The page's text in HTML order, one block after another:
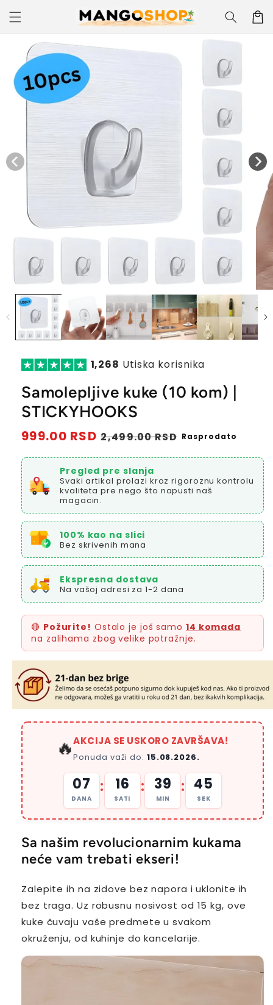
Skip to
content
Korpa
Skip to
product
information
1,268 Utiska korisnika
Samolepljive kuke (10 kom) |
STICKYHOOKS
Redovna
cena
999.00 RSD Prodajna
cena
2,499.00 RSD Rasprodato
Pregled pre slanja
Svaki artikal prolazi kroz rigoroznu kontrolu
kvaliteta pre nego što napusti naš
magacin.
100% kao na slici
Bez skrivenih mana
Ekspresna dostava
Na vašoj adresi za 1-2 dana
🔴 Požurite! Ostalo je još samo 14 komada
na zalihama zbog velike potražnje.
🔥AKCIJA SE USKORO ZAVRŠAVA!
Ponuda važi do: 15.08.2026.
07
DANA
: 16
SATI
: 39
MIN
: 44
SEK
Sa našim revolucionarnim kukama
neće vam trebati ekseri!
Zalepite ih na zidove bez napora i uklonite ih
bez traga. Uz robusnu nosivost od 15 kg, ove
kuke čuvaju vaše predmete u svakom
okruženju, od kuhinje do kancelarije.